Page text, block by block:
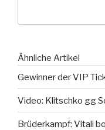
Ähnliche Artikel
Gewinner der VIP
Video: Klitschko gg
Brüderkampf: Vitali